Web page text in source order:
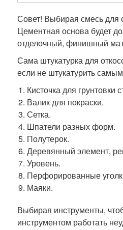
Совет! Выбирая смесь для
Цементная основа будет
отделочный, финишный
Сама штукатурка для
если не штукатурить
Кисточка для грунтовки
Валик для покраски.
Сетка.
Шпатели разных форм.
Полутерок.
Деревянный элемент,
Уровень.
Перфорированные
Маяки.
Выбирая инструменты,
инструментом работать